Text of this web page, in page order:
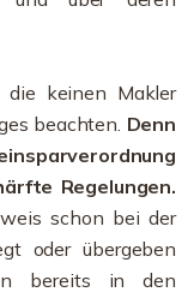
die keinen Makler
beachten. Denn
Regelungen.
schon bei der
oder übergeben
bereits in den